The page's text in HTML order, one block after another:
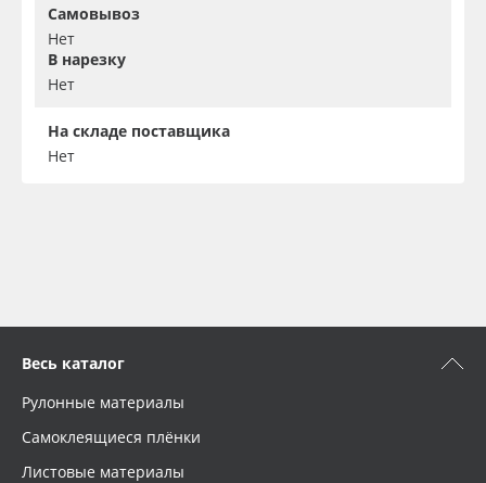
Самовывоз
Нет
В нарезку
Нет
На складе поставщика
Нет
Весь каталог
Рулонные материалы
Самоклеящиеся плёнки
Листовые материалы